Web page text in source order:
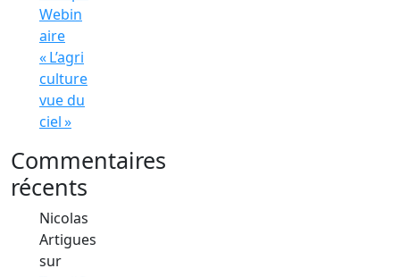
Webin
aire
« L’agri
culture
vue du
ciel »
Commentaires
récents
Nicolas
Artigues
sur